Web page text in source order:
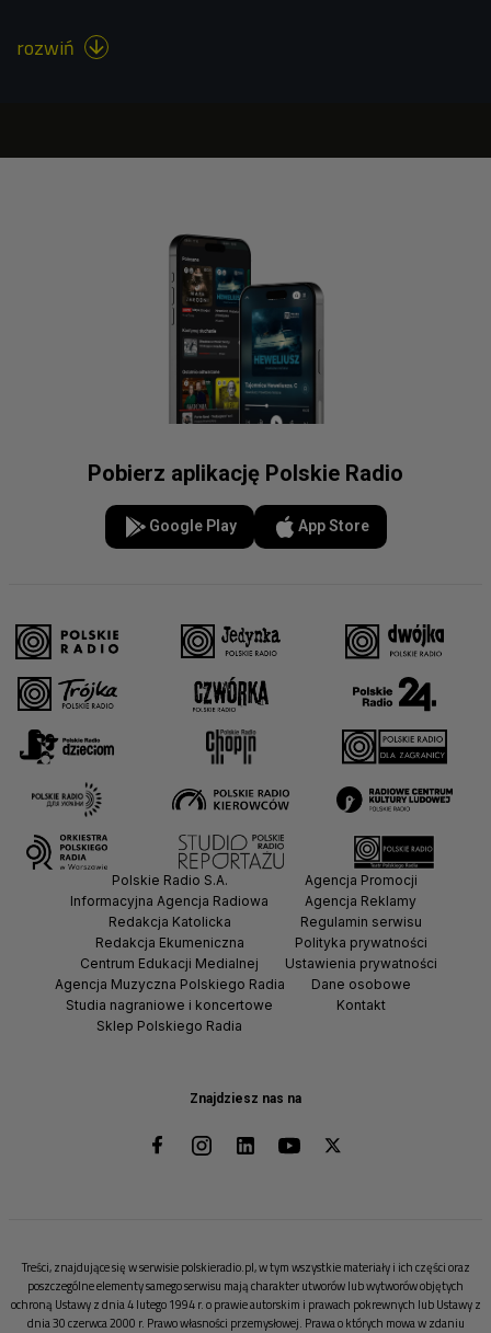
rozwiń 
Pobierz aplikację Polskie Radio
Google Play App Store
Znajdziesz nas na
Polskie Radio S.A.
Informacyjna Agencja Radiowa
Redakcja Katolicka
Redakcja Ekumeniczna
Centrum Edukacji Medialnej
Agencja Muzyczna Polskiego Radia
Studia nagraniowe i koncertowe
Sklep Polskiego Radia
Agencja Promocji
Agencja Reklamy
Regulamin serwisu
Polityka prywatności
Ustawienia prywatności
Dane osobowe
Kontakt
Treści, znajdujące się w serwisie polskieradio.pl, w tym wszystkie materiały i ich części oraz
poszczególne elementy samego serwisu mają charakter utworów lub wytworów objętych
ochroną Ustawy z dnia 4 lutego 1994 r. o prawie autorskim i prawach pokrewnych lub Ustawy z
dnia 30 czerwca 2000 r. Prawo własności przemysłowej. Prawa o których mowa w zdaniu